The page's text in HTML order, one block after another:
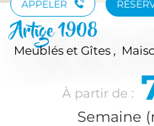
APPELER
Artige 1908
Meublés et Gîtes ,
À partir de :
Semaine